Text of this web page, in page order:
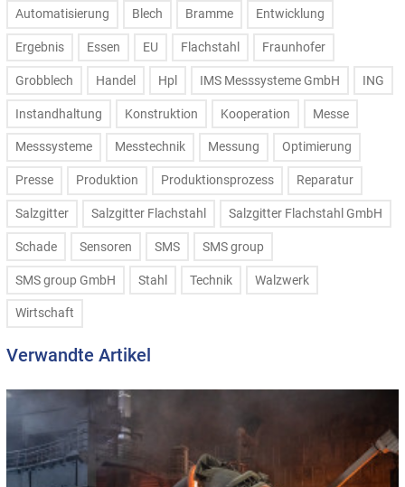
Automatisierung Blech Bramme Entwicklung
Ergebnis Essen EU Flachstahl Fraunhofer
Grobblech Handel Hpl IMS Messsysteme GmbH ING
Instandhaltung Konstruktion Kooperation Messe
Messsysteme Messtechnik Messung Optimierung
Presse Produktion Produktionsprozess Reparatur
Salzgitter Salzgitter Flachstahl Salzgitter Flachstahl GmbH
Schade Sensoren SMS SMS group
SMS group GmbH Stahl Technik Walzwerk
Wirtschaft
Verwandte Artikel